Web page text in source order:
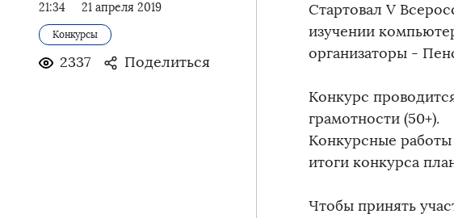
21:34 21 апреля 2019
Конкурсы
2337 Поделиться
Стартовал V
изучении
организаторы -
Конкурс
грамотности (50+).
Конкурсные работы
итоги конкурса
Чтобы принять